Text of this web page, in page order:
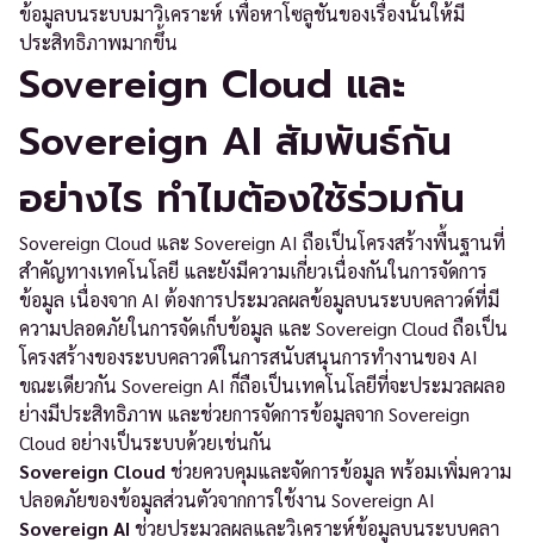
ข้อมูลบนระบบมาวิเคราะห์ เพื่อหาโซลูชันของเรื่องนั้นให้มี
ประสิทธิภาพมากขึ้น
Sovereign Cloud และ
Sovereign AI สัมพันธ์กัน
อย่างไร ทำไมต้องใช้ร่วมกัน
Sovereign Cloud และ Sovereign AI ถือเป็นโครงสร้างพื้นฐานที่
สำคัญทางเทคโนโลยี และยังมีความเกี่ยวเนื่องกันในการจัดการ
ข้อมูล เนื่องจาก AI ต้องการประมวลผลข้อมูลบนระบบคลาวด์ที่มี
ความปลอดภัยในการจัดเก็บข้อมูล และ Sovereign Cloud ถือเป็น
โครงสร้างของระบบคลาวด์ในการสนับสนุนการทำงานของ AI
ขณะเดียวกัน Sovereign AI ก็ถือเป็นเทคโนโลยีที่จะประมวลผลอ
ย่างมีประสิทธิภาพ และช่วยการจัดการข้อมูลจาก Sovereign
Cloud อย่างเป็นระบบด้วยเช่นกัน
Sovereign Cloud ช่วยควบคุมและจัดการข้อมูล พร้อมเพิ่มความ
ปลอดภัยของข้อมูลส่วนตัวจากการใช้งาน Sovereign AI
Sovereign AI ช่วยประมวลผลและวิเคราะห์ข้อมูลบนระบบคลา